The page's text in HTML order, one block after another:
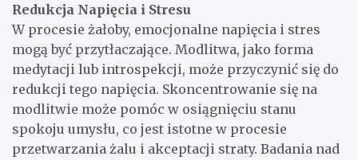
Redukcja Napięcia i Stresu
W procesie żałoby, emocjonalne napięcia i stres
mogą być przytłaczające. Modlitwa, jako forma
medytacji lub introspekcji, może przyczynić się do
redukcji tego napięcia. Skoncentrowanie się na
modlitwie może pomóc w osiągnięciu stanu
spokoju umysłu, co jest istotne w procesie
przetwarzania żalu i akceptacji straty. Badania nad